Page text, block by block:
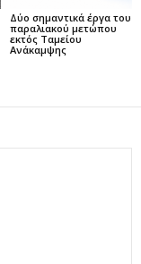
Δύο σημαντικά έργα του
παραλιακού μετώπου
εκτός Ταμείου
Ανάκαμψης